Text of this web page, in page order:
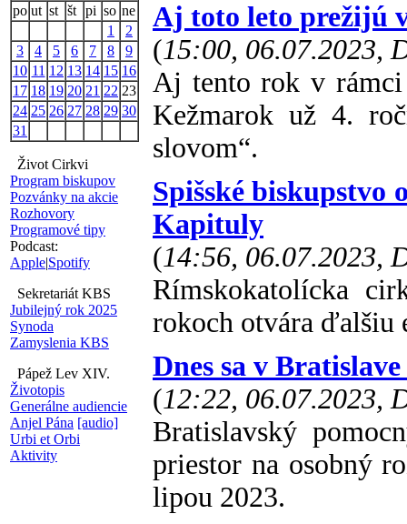
po ut st št pi so ne
1
2
3
4 5 6 7 8
9
10 11 12 13 14 15 16
17 18 19 20 21 22 23
24 25 26 27 28 29 30
31
Život Cirkvi
Program biskupov
Pozvánky na akcie
Rozhovory
Programové tipy
Podcast:
Apple|Spotify
Sekretariát KBS
Jubilejný rok 2025
Synoda
Zamyslenia KBS
Pápež Lev XIV.
Životopis
Generálne audiencie
Anjel Pána [audio]
Urbi et Orbi
Aktivity
Aj toto leto prežijú
(15:00, 06.07.2023,
Aj tento rok v rámci
Kežmarok už 4.
slovom“.
Spišské biskupstvo
Kapituly
(14:56, 06.07.2023,
Rímskokatolícka
rokoch otvára ďalšiu
Dnes sa v
(12:22, 06.07.2023,
Bratislavský
priestor na osobný
lipou 2023.